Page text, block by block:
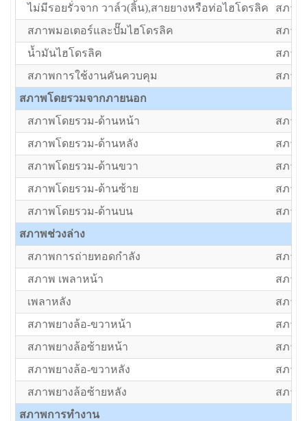
ไม่มีรอยรั่วจาก วาล์ว(ลิ้น),สายยางหรือท่อไฮโดรลิค
สภาพ
สภาพมอเตอร์และปั๊มไฮโดรลิค
สภาพ
น้ำมันไฮโดรลิค
สภาพ
สภาพการใช้งานคันควบคุม
สภาพ
สภาพโดยรวมจากภายนอก
สภาพโดยรวม-ด้านหน้า
สภาพ
สภาพโดยรวม-ด้านหลัง
สภาพ
สภาพโดยรวม-ด้านขวา
สภาพ
สภาพโดยรวม-ด้านซ้าย
สภาพ
สภาพโดยรวม-ด้านบน
สภาพ
สภาพช่วงล่าง
สภาพการถ่ายทอดกำลัง
สภาพ
สภาพ เพลาหน้า
สภาพ
เพลาหลัง
สภาพ
สภาพยางล้อ-ขวาหน้า
สภาพ
สภาพยางล้อซ้ายหน้า
สภาพ
สภาพยางล้อ-ขวาหลัง
สภาพ
สภาพยางล้อซ้ายหลัง
สภาพ
สภาพการทำงาน